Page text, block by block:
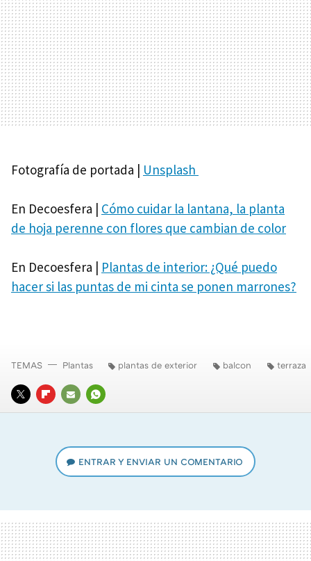
Fotografía de portada | Unsplash
En Decoesfera | Cómo cuidar la lantana, la planta
de hoja perenne con flores que cambian de color
En Decoesfera | Plantas de interior: ¿Qué puedo
hacer si las puntas de mi cinta se ponen marrones?
TWITTERFLIPBOARD
E-
WHATSAPP
TEMAS Plantas plantas de exterior balcon terraza
ENTRAR Y ENVIAR UN COMENTARIO